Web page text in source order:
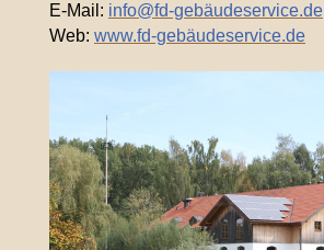
E-Mail: info@fd-gebäudeservice.de
Web: www.fd-gebäudeservice.de